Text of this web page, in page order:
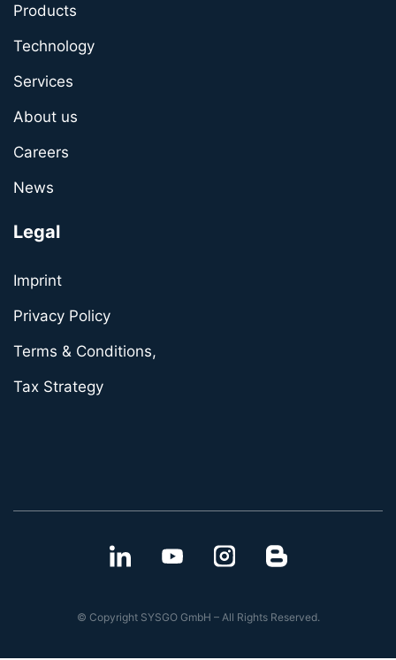
Products
Technology
Services
About us
Careers
News
Legal
Imprint
Privacy Policy
Terms & Conditions,
Tax Strategy
© Copyright SYSGO GmbH – All Rights Reserved.